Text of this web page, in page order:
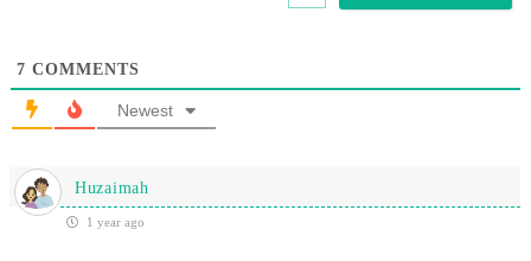
7 COMMENTS
Newest
Huzaimah
1 year ago